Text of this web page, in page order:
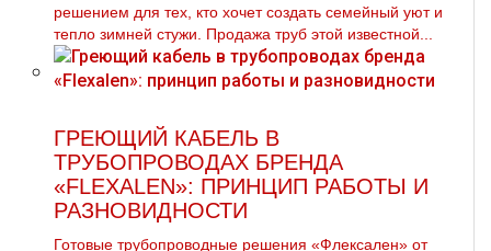
решением для тех, кто хочет создать семейный уют и
тепло зимней стужи. Продажа тpуб этой известной...
ГРЕЮЩИЙ КАБЕЛЬ В
ТРУБОПРОВОДАХ БРЕНДА
«FLEXALEN»: ПРИНЦИП РАБОТЫ И
РАЗНОВИДНОСТИ
Готовые трубопроводные решения «Флексален» от